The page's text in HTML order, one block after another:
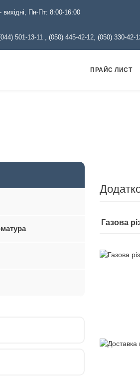
вихідні, Пн-Пт: 8:00-16:00
501-13-11 , (050) 445-42-12, (050) 330-42-
ПРАЙС ЛИСТ
Газова